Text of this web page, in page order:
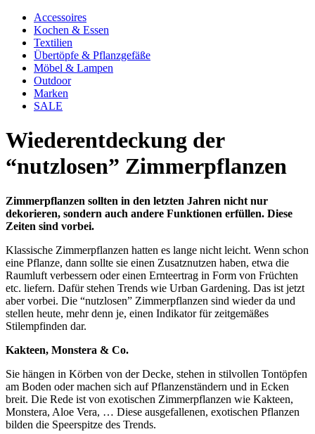
Accessoires
Kochen & Essen
Textilien
Übertöpfe & Pflanzgefäße
Möbel & Lampen
Outdoor
Marken
SALE
Wiederentdeckung der
“nutzlosen” Zimmerpflanzen
Zimmerpflanzen sollten in den letzten Jahren nicht nur
dekorieren, sondern auch andere Funktionen erfüllen. Diese
Zeiten sind vorbei.
Klassische Zimmerpflanzen hatten es lange nicht leicht. Wenn schon
eine Pflanze, dann sollte sie einen Zusatznutzen haben, etwa die
Raumluft verbessern oder einen Ernteertrag in Form von Früchten
etc. liefern. Dafür stehen Trends wie Urban Gardening. Das ist jetzt
aber vorbei. Die “nutzlosen” Zimmerpflanzen sind wieder da und
stellen heute, mehr denn je, einen Indikator für zeitgemäßes
Stilempfinden dar.
Kakteen, Monstera & Co.
Sie hängen in Körben von der Decke, stehen in stilvollen Tontöpfen
am Boden oder machen sich auf Pflanzenständern und in Ecken
breit. Die Rede ist von exotischen Zimmerpflanzen wie Kakteen,
Monstera, Aloe Vera, … Diese ausgefallenen, exotischen Pflanzen
bilden die Speerspitze des Trends.